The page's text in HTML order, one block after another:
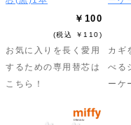
￥100
(税込 ￥110)
お気に入りを長く愛用
するための専用替芯は
こちら！
カギ
べる
ーケ